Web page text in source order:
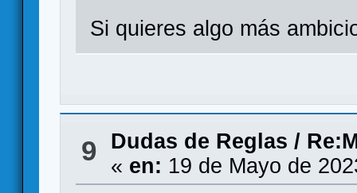
Si quieres algo más
9 Dudas de Reglas /
« en: 19 de Mayo de